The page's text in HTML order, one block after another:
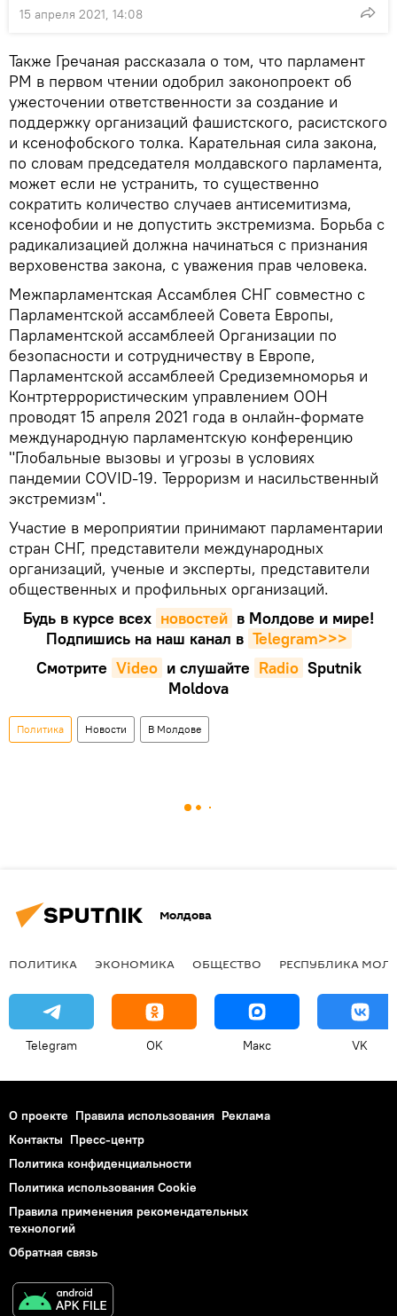
15 апреля 2021, 14:08
Также Гречаная рассказала о том, что парламент
РМ в первом чтении одобрил законопроект об
ужесточении ответственности за создание и
поддержку организаций фашистского, расистского
и ксенофобского толка. Карательная сила закона,
по словам председателя молдавского парламента,
может если не устранить, то существенно
сократить количество случаев антисемитизма,
ксенофобии и не допустить экстремизма. Борьба с
радикализацией должна начинаться с признания
верховенства закона, с уважения прав человека.
Межпарламентская Ассамблея СНГ совместно с
Парламентской ассамблеей Совета Европы,
Парламентской ассамблеей Организации по
безопасности и сотрудничеству в Европе,
Парламентской ассамблеей Средиземноморья и
Контртеррористическим управлением ООН
проводят 15 апреля 2021 года в онлайн-формате
международную парламентскую конференцию
"Глобальные вызовы и угрозы в условиях
пандемии COVID-19. Терроризм и насильственный
экстремизм".
Участие в мероприятии принимают парламентарии
стран СНГ, представители международных
организаций, ученые и эксперты, представители
общественных и профильных организаций.
Будь в курсе всех новостей в Молдове и мире!
Подпишись на наш канал в Telegram>>>
Смотрите Video и слушайте Radio Sputnik
Moldova
Политика Новости В Молдове
Молдова
ПОЛИТИКА ЭКОНОМИКА ОБЩЕСТВО РЕСПУБЛИКА
Telegram OK Макс VK
О проекте Правила использования Реклама
Контакты Пресс-центр
Политика конфиденциальности
Политика использования Cookie
Правила применения рекомендательных
технологий
Обратная связь